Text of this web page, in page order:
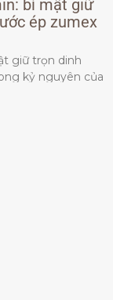
bí mật giữ
ép zumex
giữ trọn dinh
kỷ nguyên của